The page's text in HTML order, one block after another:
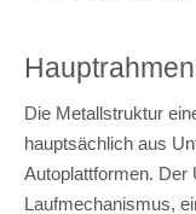
Die Metallstruktur
hauptsächlich aus
Autoplattformen. Der
Laufmechanismus,